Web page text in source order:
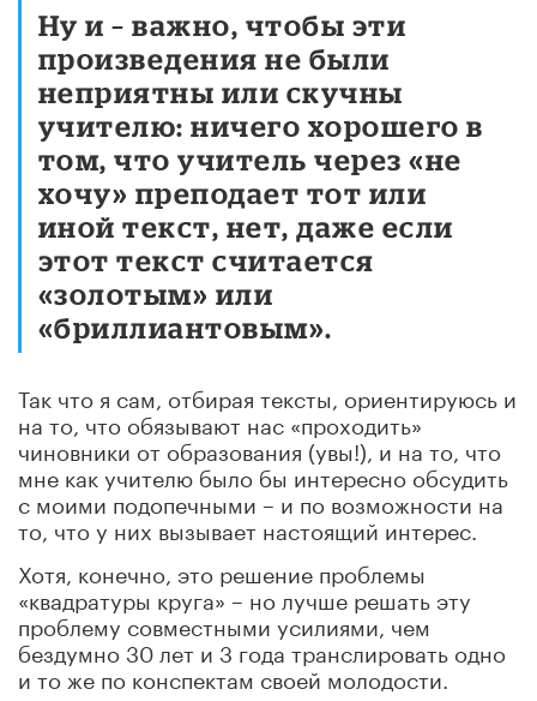
Ну и – важно, чтобы эти
произведения не были
неприятны или скучны
учителю: ничего хорошего в
том, что учитель через «не
хочу» преподает тот или
иной текст, нет, даже если
этот текст считается
«золотым» или
«бриллиантовым».
Так что я сам, отбирая тексты, ориентируюсь и
на то, что обязывают нас «проходить»
чиновники от образования (увы!), и на то, что
мне как учителю было бы интересно обсудить
с моими подопечными – и по возможности на
то, что у них вызывает настоящий интерес.
Хотя, конечно, это решение проблемы
«квадратуры круга» – но лучше решать эту
проблему совместными усилиями, чем
бездумно 30 лет и 3 года транслировать одно
и то же по конспектам своей молодости.